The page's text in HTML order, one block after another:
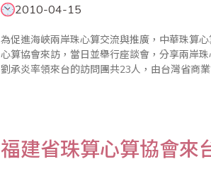
2010-04-15
為促進海峽兩岸珠心算交流與推廣，中華珠算
心算協會來訪，當日並舉行座談會，分享兩岸珠心算教育經驗與心得。
劉承炎率領來台的訪問團共23人，由台灣省商
福建省珠算心算協會來